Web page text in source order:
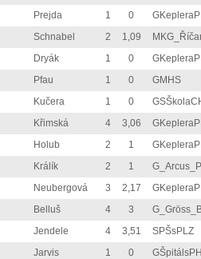
Prejda 1 0
Schnabel 2 1,09
Dryák 1 0
Pfau 1 0
GMHS
Kučera 1 0
Křimská 4 3,06
Holub 2 1
Králík 2 1
Neubergová 3 2,17
Belluš 4 3
Jendele 4 3,51
SPŠsPLZ
Jarvis 1 0